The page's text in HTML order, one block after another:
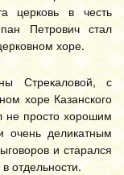
церковь в честь
Петрович стал
хоре.
Стрекаловой, с
хоре Казанского
не просто хорошим
очень деликатным
и старался
отдельности.